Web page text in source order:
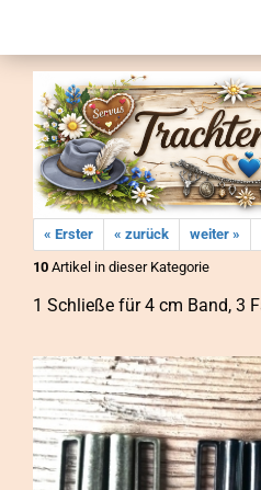
« Erster « zurück weiter »
10 Artikel in dieser Kategorie
1 Schlie­ße für 4 cm Band, 3